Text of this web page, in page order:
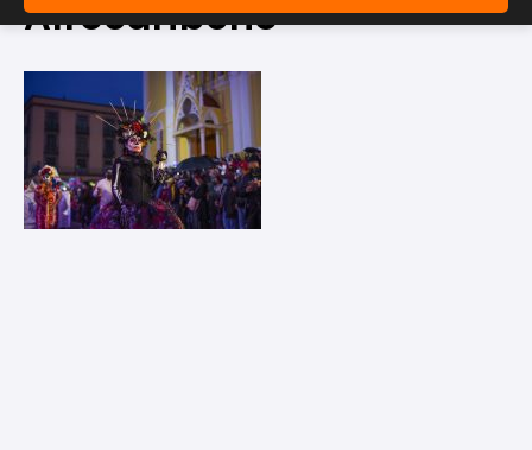
Afrocaribeño